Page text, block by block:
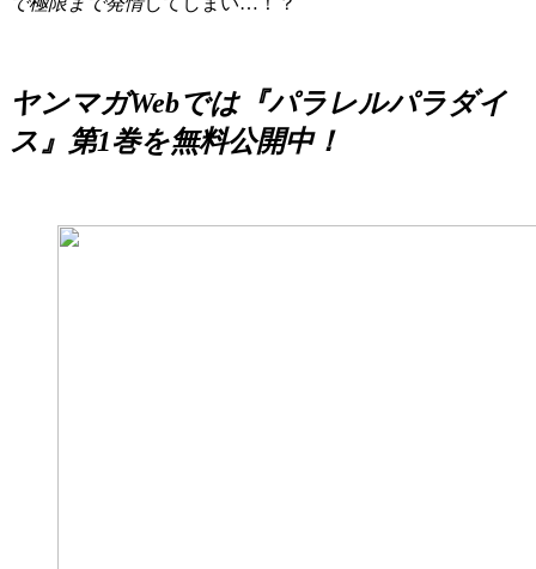
ヤンマガWebでは『パラレルパラダイ
ス』第1巻を無料公開中！